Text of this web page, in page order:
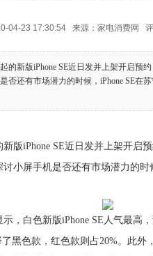
04-23 17:30:54 来源：家电消费网 评
新版iPhone SE近日发并上架开启预
否还有市场潜力的时候，iPhone SE
iPhone SE近日发并上架开启预
小屏手机是否还有市场潜力的时
白色新版iPhone SE人气最高
黑色款，红色款则占20%。此外